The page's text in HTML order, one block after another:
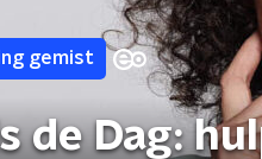
gemist
de Dag: